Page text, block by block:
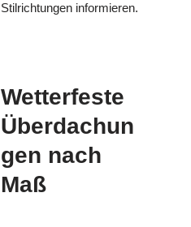
Stilrichtungen informieren.
Wetterfeste
Überdachun
gen nach
Maß